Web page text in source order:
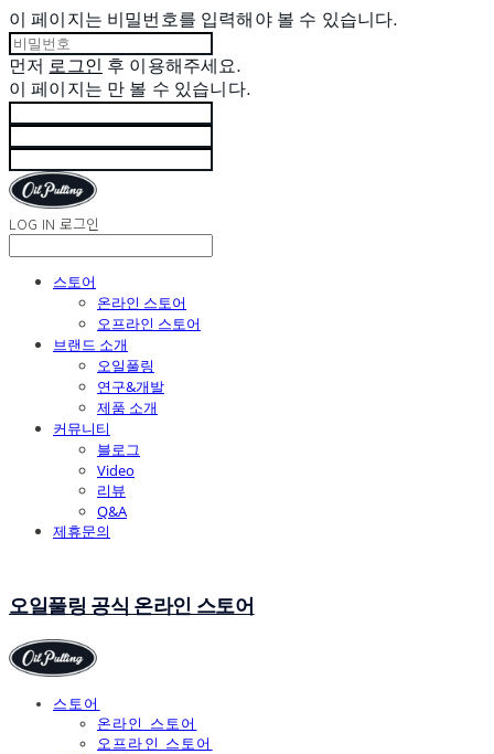
이 페이지는 비밀번호를 입력해야 볼 수 있습니다.
먼저 로그인 후 이용해주세요.
이 페이지는 만 볼 수 있습니다.
LOG IN 로그인
스토어
온라인 스토어
오프라인 스토어
브랜드 소개
오일풀링
연구&개발
제품 소개
커뮤니티
블로그
Video
리뷰
Q&A
제휴문의
오일풀링 공식 온라인 스토어
스토어
온라인 스토어
오프라인 스토어